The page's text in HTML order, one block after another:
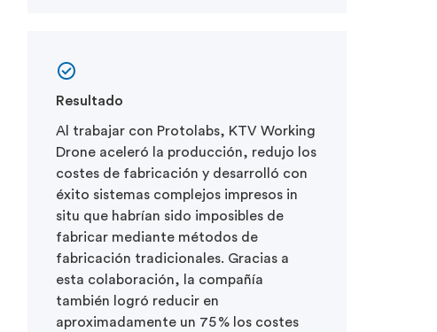
Resultado
Al trabajar con Protolabs, KTV Working
Drone aceleró la producción, redujo los
costes de fabricación y desarrolló con
éxito sistemas complejos impresos in
situ que habrían sido imposibles de
fabricar mediante métodos de
fabricación tradicionales. Gracias a
esta colaboración, la compañía
también logró reducir en
aproximadamente un 75 % los costes